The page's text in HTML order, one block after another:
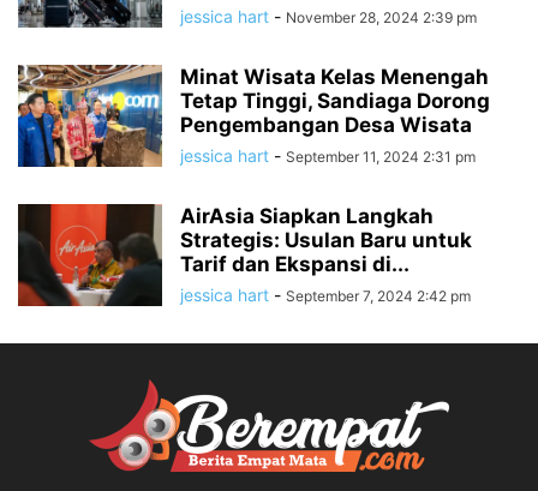
jessica hart - November 28, 2024 2:39 pm
Minat Wisata Kelas Menengah
Tetap Tinggi, Sandiaga Dorong
Pengembangan Desa Wisata
jessica hart - September 11, 2024 2:31 pm
AirAsia Siapkan Langkah
Strategis: Usulan Baru untuk
Tarif dan Ekspansi di...
jessica hart - September 7, 2024 2:42 pm